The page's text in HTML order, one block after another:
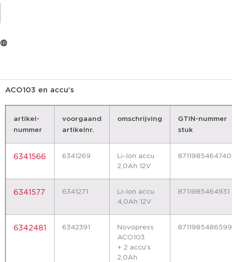
ACO103 en accu’s
artikel-
nummer
voorgaand
artikelnr.
omschrijving
GTIN-nummer
stuk
6341566 6341269
Li-Ion accu
2,0Ah 12V
8711985464740
6341577 6341271
Li-Ion accu
4,0Ah 12V
8711985464931
6342481 6342391
Novopress
ACO103
+ 2 accu’s
2,0Ah
8711985486599